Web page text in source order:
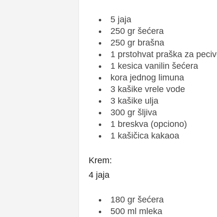
5 jaja
250 gr šećera
250 gr brašna
1 prstohvat praška za
1 kesica vanilin šećera
kora jednog limuna
3 kašike vrele vode
3 kašike ulja
300 gr šljiva
1 breskva (opciono)
1 kašičica kakaoa
Krem:
4 jaja
180 gr šećera
500 ml mleka